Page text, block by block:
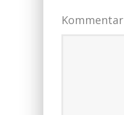
Kommentar